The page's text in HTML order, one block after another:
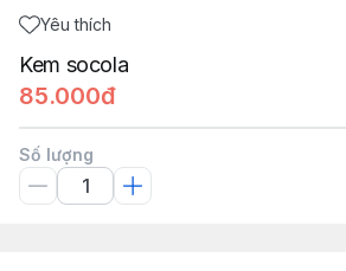
Yêu thích
Kem socola
85.000đ
Số lượng